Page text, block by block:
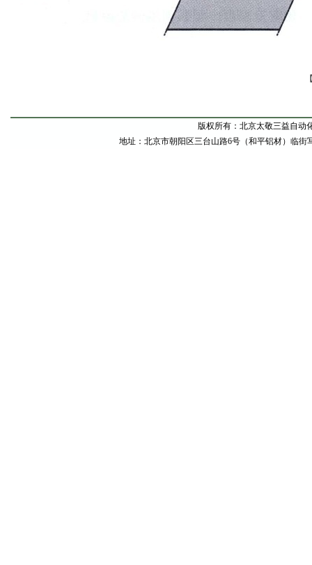
版权所有：北京太敬三益自
地址：北京市朝阳区三台山路6号（和平铝材）临街